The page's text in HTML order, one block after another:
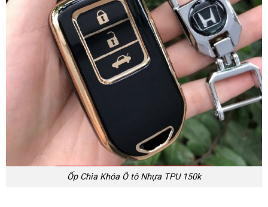
Ốp Chìa Khóa Ô tô Nhựa TPU 150k